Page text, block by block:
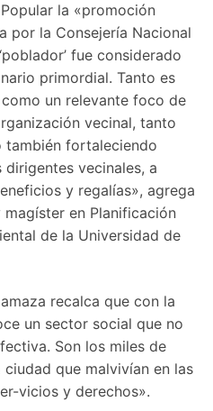
la «promoción
por la Consejería Nacional
fue considerado
primordial. Tanto es
un relevante foco de
vecinal, tanto
también fortaleciendo
vecinales, a
y regalías», agrega
en Planificación
de la Universidad de
recalca que con la
un sector social que no
Son los miles de
que malvivían en las
vicios y derechos».